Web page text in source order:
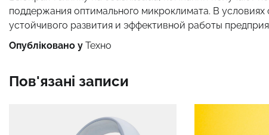
поддержания оптимального микроклимата. В
устойчивого развития и эффективной работы
Опубліковано у Техно
Пов'язані записи